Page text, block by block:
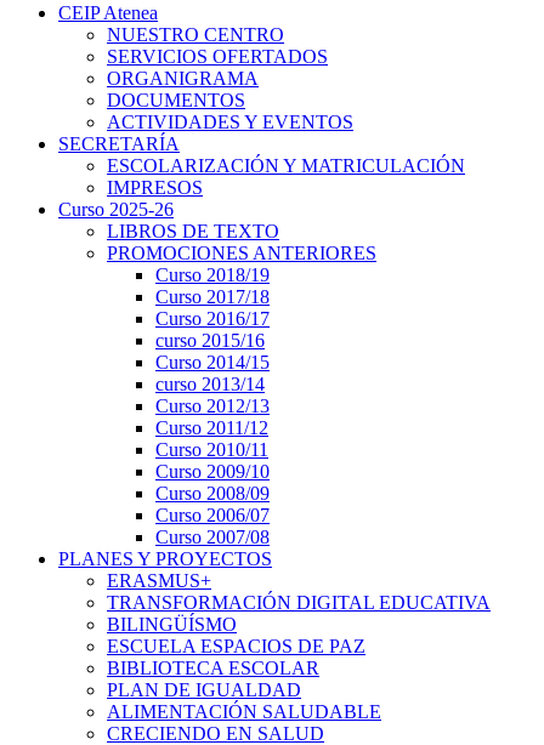
CEIP Atenea
NUESTRO CENTRO
SERVICIOS OFERTADOS
ORGANIGRAMA
DOCUMENTOS
ACTIVIDADES Y EVENTOS
SECRETARÍA
ESCOLARIZACIÓN Y MATRICULACIÓN
IMPRESOS
Curso 2025-26
LIBROS DE TEXTO
PROMOCIONES ANTERIORES
Curso 2018/19
Curso 2017/18
Curso 2016/17
curso 2015/16
Curso 2014/15
curso 2013/14
Curso 2012/13
Curso 2011/12
Curso 2010/11
Curso 2009/10
Curso 2008/09
Curso 2006/07
Curso 2007/08
PLANES Y PROYECTOS
ERASMUS+
TRANSFORMACIÓN DIGITAL EDUCATIVA
BILINGÜÍSMO
ESCUELA ESPACIOS DE PAZ
BIBLIOTECA ESCOLAR
PLAN DE IGUALDAD
ALIMENTACIÓN SALUDABLE
CRECIENDO EN SALUD